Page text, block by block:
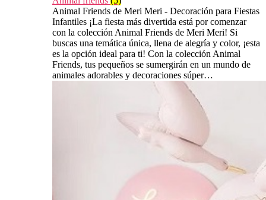
Animal Friends de Meri Meri - Decoración para Fiestas
Infantiles ¡La fiesta más divertida está por comenzar
con la colección Animal Friends de Meri Meri! Si
buscas una temática única, llena de alegría y color, ¡esta
es la opción ideal para ti! Con la colección Animal
Friends, tus pequeños se sumergirán en un mundo de
animales adorables y decoraciones súper…